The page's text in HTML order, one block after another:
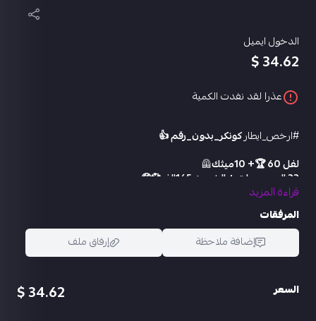
الدخول ايميل
34.62 $
عذرا لقد نفدت الكمية
#ارخص_ايطاركونكر_بدون_رقم 👍
لفل 60 🏆+ 10ميثك
🦺
33 المجموعات + الشعبيه 165الف💞🤑
انجازات4835 💞🤑
كونكر السيزون اللي فات ‼️
عربية اليقطين المسحور لفل 2
معاك 3قطع متريل صغير
🌟🌟
✔️مختبر تطوير ✔️
2- شطجن صياد الظلال كيل مسج🗡
قراءة المزيد
المرفقات
إضافة ملاحظة
إرفاق ملف
السعر 34.62 $